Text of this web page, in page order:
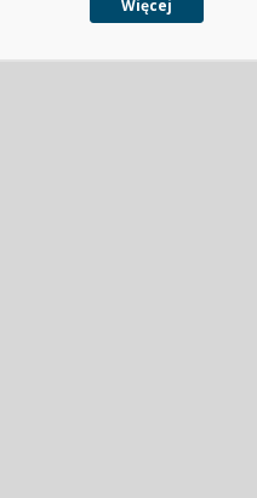
Więcej